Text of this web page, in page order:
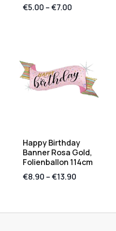
€5.00 –€7.00
Happy Birthday
Banner Rosa Gold,
Folienballon 114cm
€8.90 –€13.90